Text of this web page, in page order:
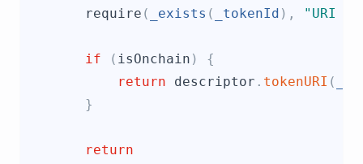
require ( _exists ( _tokenId ) , " URI
if ( isOnchain )
{
return
descriptor . tokenURI (
}
return